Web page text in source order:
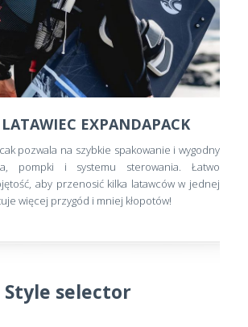
EXPANDAPACK
pozwala na szybkie spakowanie i wygodny
pompki i systemu sterowania. Łatwo
aby przenosić kilka latawców w jednej
więcej przygód i mniej kłopotów!
Style selector